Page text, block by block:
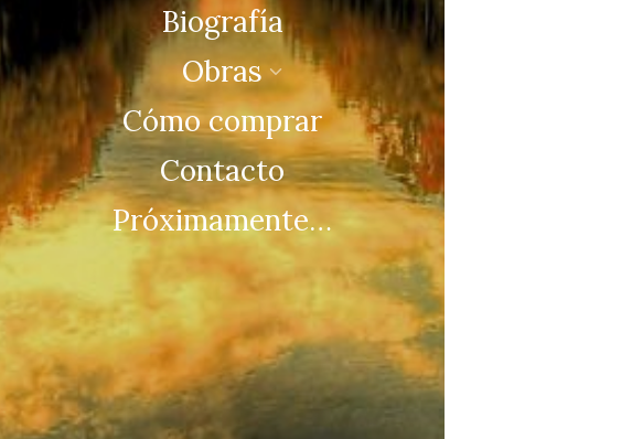
Biografía
Obras
Cómo comprar
Contacto
Próximamente…